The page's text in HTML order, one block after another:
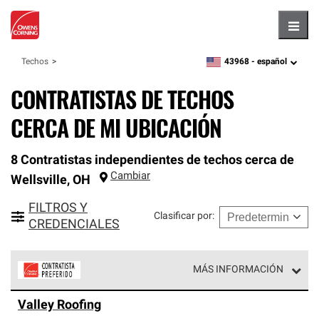
Techos zipcode,language
43968 - español
CONTRATISTAS DE TECHOS
CERCA DE MI UBICACIÓN
8 Contratistas independientes de techos cerca de
Wellsville, OH Cambiar
FILTROS Y
CREDENCIALES
Clasificar por:
MÁS INFORMACIÓN
parte de una red exclusiva de profesionales de techos
Valley Roofing